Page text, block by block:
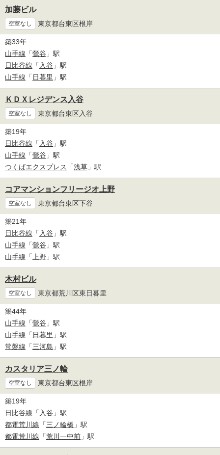
加藤ビル
空室なし 東京都台東区根岸
築33年
山手線 「鶯谷 」駅
日比谷線 「 入谷 」駅
山手線 「 日暮里 」駅
ＫＤＸレジデンス入谷
空室なし 東京都台東区入谷
築19年
日比谷線 「 入谷 」駅
山手線 「鶯谷 」駅
つくばエクスプレス
「浅草 」駅
コアマンションフリージオ上野
空室なし 東京都台東区下谷
築21年
日比谷線 「 入谷 」駅
山手線 「鶯谷 」駅
山手線 「 上野 」駅
木村ビル
空室なし 東京都荒川区東日暮里
築44年
山手線 「鶯谷 」駅
山手線 「 日暮里 」駅
常磐線 「三河島 」駅
カスタリア三ノ輪
空室なし 東京都台東区根岸
築19年
日比谷線 「 入谷 」駅
都電荒川線 「三ノ輪橋 」駅
都電荒川線 「荒川一中前 」駅